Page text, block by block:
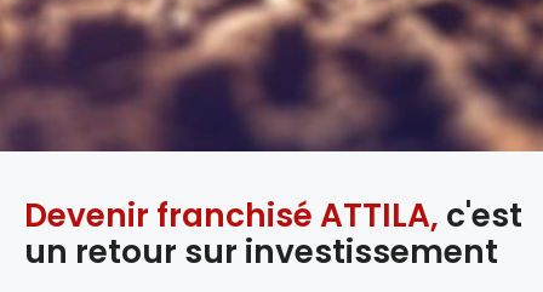
Devenir franchisé ATTILA, c'est
un retour sur investissement